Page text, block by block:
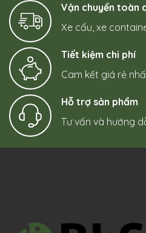
Vận chuyển toàn
Xe cẩu, xe
Tiết kiệm chi phí
Cam kết giá rẻ
Hỗ trợ sản phẩm
Tư vấn và hướng